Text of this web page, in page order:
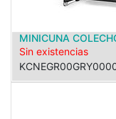
MINICUNA
Sin existencias